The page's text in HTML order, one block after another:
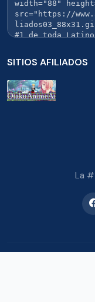
SITIOS AFILIADOS
La